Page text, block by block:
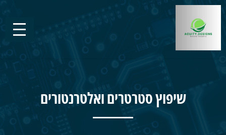
שיפוץ סטרטרים ואלטרנטורים